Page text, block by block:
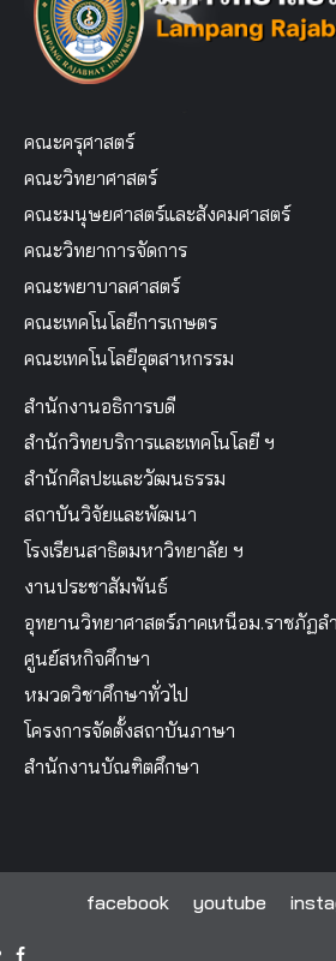
คณะครุศาสตร์
คณะวิทยาศาสตร์
คณะมนุษยศาสตร์และสังคมศาสตร์
คณะวิทยาการจัดการ
คณะพยาบาลศาสตร์
คณะเทคโนโลยีการเกษตร
คณะเทคโนโลยีอุตสาหกรรม
สำนักงานอธิการบดี
สำนักวิทยบริการและเทคโนโลยี ฯ
สำนักศิลปะและวัฒนธรรม
สถาบันวิจัยและพัฒนา
โรงเรียนสาธิตมหาวิทยาลัย ฯ
งานประชาสัมพันธ์
อุทยานวิทยาศาสตร์ภาคเหนือม.ราชภัฏล
ศูนย์สหกิจศึกษา
หมวดวิชาศึกษาทั่วไป
โครงการจัดตั้งสถาบันภาษา
สำนักงานบัณฑิตศึกษา
facebook youtube
facebook